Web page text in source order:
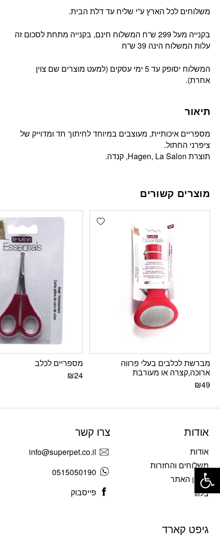
משלוחים לכל הארץ ע”י שליח עד דלת הבית.
בקנייה מעל 299 ש”ח המשלוח חינם, בקנייה מתחת לסכום זה
עלות המשלוח הינה 39 ש”ח
המשלוח יסופק עד 5 ימי עסקים (למעט מוצרים שם צוין
אחרת).
תיאור
מספריים איכותיית, מעוצבים במיוחד לחיתוך חד ומדוייק של
ציפרני החתול.
תוצרת Hagen, La Salon, קנדה.
מוצרים קשורים
Add wishlist
מברשת לכלבים בעלי פרווה
ארוכה,קצרה או מעורבת
₪49
מספריים לכלב
₪24
אודות
אודות
משלוחים והחזרות
תקנון האתר
בלוג
צרו קשר
info@superpet.co.il
0515050190
פייסבוק
גיפט קארד
פתח סרגל נגישות